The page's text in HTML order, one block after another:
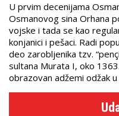
U prvim decenijama
Osmanovog sina Orhana
vojske i tada se kao
konjanici i pešaci. Radi
deo zarobljenika tzv.
sultana Murata I, oko
obrazovan adžemi odžak